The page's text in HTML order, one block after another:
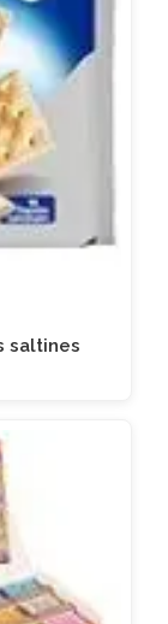
saltines